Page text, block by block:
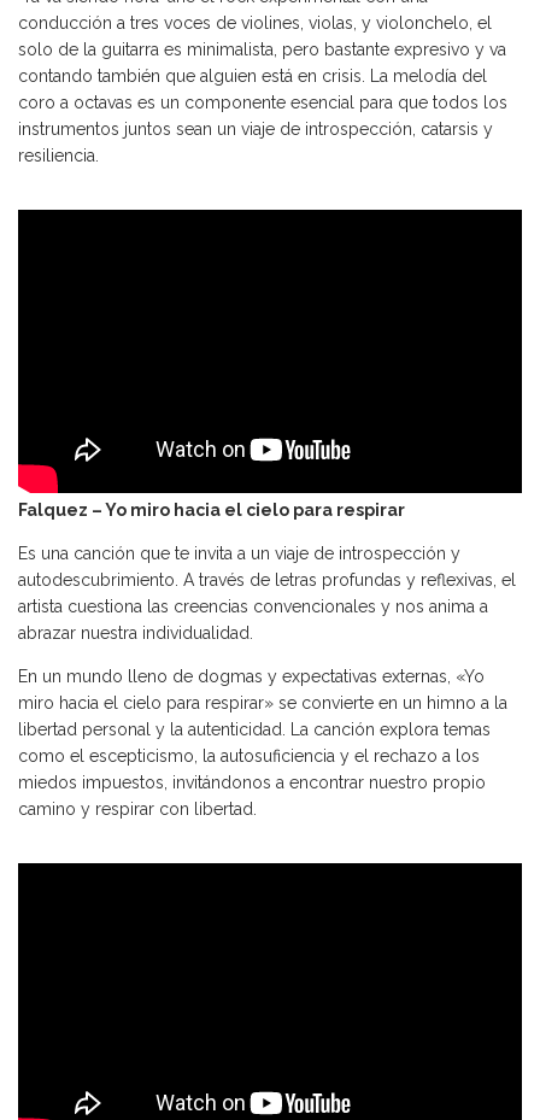
conducción a tres voces de violines, violas, y violonchelo, el
solo de la guitarra es minimalista, pero bastante expresivo y va
contando también que alguien está en crisis. La melodía del
coro a octavas es un componente esencial para que todos los
instrumentos juntos sean un viaje de introspección, catarsis y
resiliencia.
Falquez – Yo miro hacia el cielo para respirar
Es una canción que te invita a un viaje de introspección y
autodescubrimiento. A través de letras profundas y reflexivas, el
artista cuestiona las creencias convencionales y nos anima a
abrazar nuestra individualidad.
En un mundo lleno de dogmas y expectativas externas, «Yo
miro hacia el cielo para respirar» se convierte en un himno a la
libertad personal y la autenticidad. La canción explora temas
como el escepticismo, la autosuficiencia y el rechazo a los
miedos impuestos, invitándonos a encontrar nuestro propio
camino y respirar con libertad.